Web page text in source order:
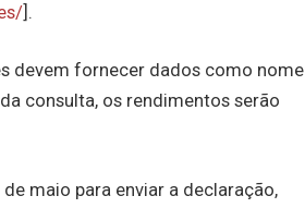
].
devem fornecer dados como nome
consulta, os rendimentos serão
maio para enviar a declaração,